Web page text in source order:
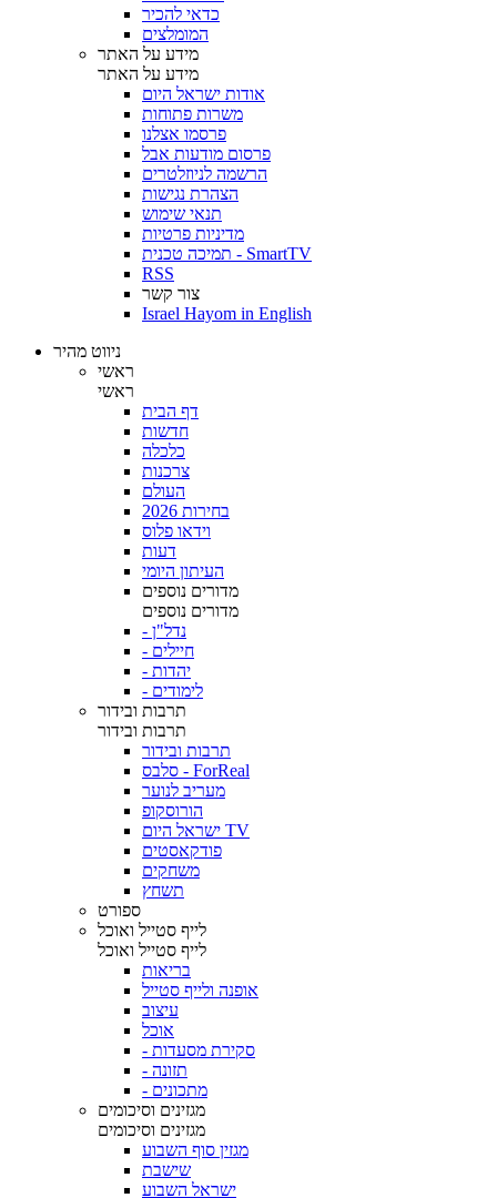
כדאי להכיר
המומלצים
מידע על האתר
מידע על האתר
אודות ישראל היום
משרות פתוחות
פרסמו אצלנו
פרסום מודעות אבל
הרשמה לניוזלטרים
הצהרת נגישות
תנאי שימוש
מדיניות פרטיות
תמיכה טכנית - SmartTV
RSS
צור קשר
Israel Hayom in English
ניווט מהיר
ראשי
ראשי
דף הבית
חדשות
כלכלה
צרכנות
העולם
בחירות 2026
וידאו פלוס
דעות
העיתון היומי
מדורים נוספים
מדורים נוספים
- נדל"ן
- חיילים
- יהדות
- לימודים
תרבות ובידור
תרבות ובידור
תרבות ובידור
סלבס - ForReal
מעריב לנוער
הורוסקופ
ישראל היום TV
פודקאסטים
משחקים
תשחץ
ספורט
לייף סטייל ואוכל
לייף סטייל ואוכל
בריאות
אופנה ולייף סטייל
עיצוב
אוכל
- סקירת מסעדות
- תזונה
- מתכונים
מגזינים וסיכומים
מגזינים וסיכומים
מגזין סוף השבוע
שישבת
ישראל השבוע